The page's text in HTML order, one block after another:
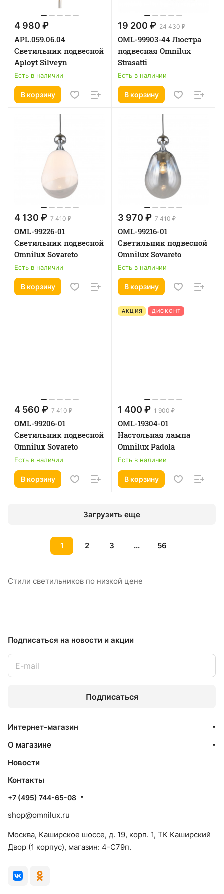
4 980 ₽
APL.059.06.04
Светильник подвесной
Aployt Silveyn
Есть в наличии
В корзину
19 200 ₽ 24 430 ₽
OML-99903-44 Люстра
подвесная Omnilux
Strasatti
Есть в наличии
В корзину
4 130 ₽ 7 410 ₽
OML-99226-01
Светильник подвесной
Omnilux Sovareto
Есть в наличии
В корзину
3 970 ₽ 7 410 ₽
OML-99216-01
Светильник подвесной
Omnilux Sovareto
Есть в наличии
В корзину
4 560 ₽ 7 410 ₽
OML-99206-01
Светильник подвесной
Omnilux Sovareto
Есть в наличии
В корзину
АКЦИЯ ДИСКОНТ
1 400 ₽ 1 900 ₽
OML-19304-01
Настольная лампа
Omnilux Padola
Есть в наличии
В корзину
Загрузить еще
1 2 3 ... 56
Стили светильников по низкой цене
Подписаться на новости и акции
Подписаться
Интернет-магазин
О магазине
Новости
Контакты
+7 (495) 744-65-08
shop@omnilux.ru
Москва, Каширское шоссе, д. 19, корп. 1, ТК Каширский
Двор (1 корпус), магазин: 4-C79п.